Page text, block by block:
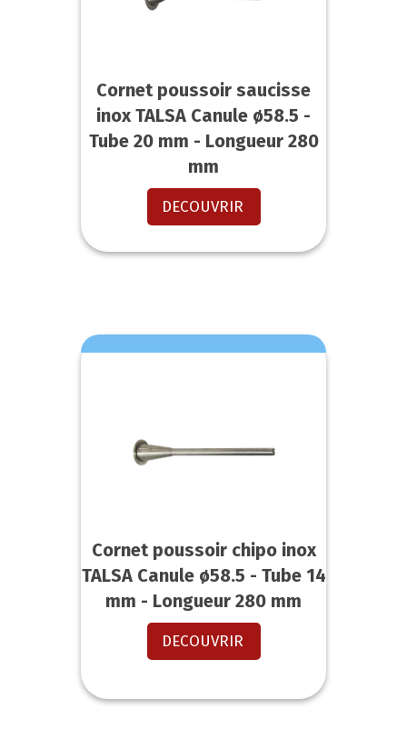
Cornet poussoir saucisse
inox TALSA Canule ø58.5 -
Tube 20 mm - Longueur 280
mm
DECOUVRIR
Cornet poussoir chipo inox
TALSA Canule ø58.5 - Tube 14
mm - Longueur 280 mm
DECOUVRIR